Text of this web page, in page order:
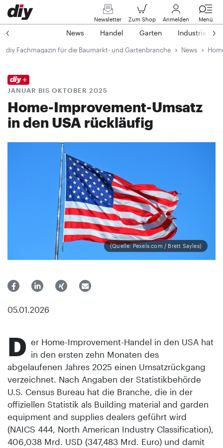
Newsletter Zum Shop Anmelden Menü
News Handel Garten Industrie
diy Fachmagazin für die Baumarkt- und Gartenbranche News
JANUAR BIS OKTOBER 2025
Home-Improvement-Umsatz
in den USA rückläufig
(Quelle: Pexels.com / Brett Sayles)
05.01.2026
D er Home-Improvement-Handel in den USA hat
in den ersten zehn Monaten des
abgelaufenen Jahres 2025 einen Umsatzrückgang
verzeichnet. Nach Angaben der Statistikbehörde
U.S. Census Bureau hat die Branche, die in der
offiziellen Statistik als Building material and garden
equipment and supplies dealers geführt wird
(NAICS 444, North American Industry Classification),
406,038 Mrd. USD (347,483 Mrd. Euro) und damit